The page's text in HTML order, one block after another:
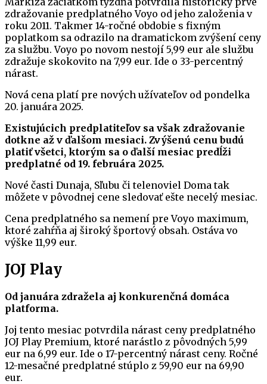
zdražovanie predplatného Voyo od jeho založenia v
roku 2011. Takmer 14-ročné obdobie s fixným
poplatkom sa odrazilo na dramatickom zvýšení ceny
za službu. Voyo po novom nestojí 5,99 eur ale službu
zdražuje skokovito na 7,99 eur. Ide o 33-percentný
nárast.
Nová cena platí pre nových užívateľov od pondelka
20. januára 2025.
Existujúcich predplatiteľov sa však zdražovanie
dotkne až v ďalšom mesiaci. Zvýšenú cenu budú
platiť všetci, ktorým sa o ďalší mesiac predĺži
predplatné od 19. februára 2025.
Nové časti Dunaja, Sľubu či telenoviel Doma tak
môžete v pôvodnej cene sledovať ešte necelý mesiac.
Cena predplatného sa nemení pre Voyo maximum,
ktoré zahŕňa aj široký športový obsah. Ostáva vo
výške 11,99 eur.
JOJ Play
Od januára zdražela aj konkurenčná domáca
platforma.
Joj tento mesiac potvrdila nárast ceny predplatného
JOJ Play Premium, ktoré narástlo z pôvodných 5,99
eur na 6,99 eur. Ide o 17-percentný nárast ceny. Ročné
12-mesačné predplatné stúplo z 59,90 eur na 69,90
eur.